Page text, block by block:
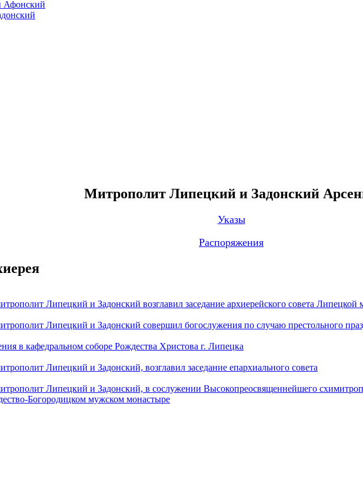
Афонский
Митрополит Липецкий и Задонский
Указы
Распоряжения
Липецкий и Задонский возглавил заседание архиерейского совета Липецкой
Липецкий и Задонский совершил богослужения по случаю престольного
в кафедральном соборе Рождества Христова г. Липецка
Липецкий и Задонский, возглавил заседание епархиального совета
Липецкий и Задонский, в сослужении Высокопреосвященнейшего
Богородицком мужском монастыре